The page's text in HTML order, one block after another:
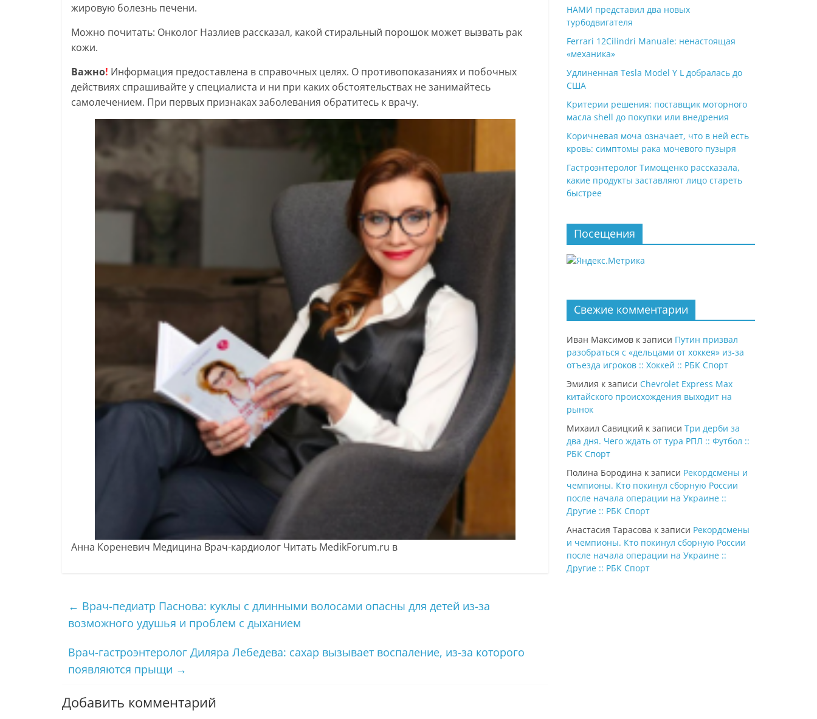
жировую болезнь печени.
Можно почитать: Онколог Назлиев рассказал, какой стиральный порошок может вызвать рак
кожи.
Важно! Информация предоставлена в справочных целях. О противопоказаниях и побочных
действиях спрашивайте у специалиста и ни при каких обстоятельствах не занимайтесь
самолечением. При первых признаках заболевания обратитесь к врачу.
Анна Кореневич Медицина Врач-кардиолог Читать MedikForum.ru в
← Врач-педиатр Паснова: куклы с длинными волосами опасны для детей из-за
возможного удушья и проблем с дыханием
Врач-гастроэнтеролог Диляра Лебедева: сахар вызывает воспаление, из-за которого
появляются прыщи →
Добавить комментарий
НАМИ представил два новых
турбодвигателя
Ferrari 12Cilindri Manuale: ненастоящая
«механика»
Удлиненная Tesla Model Y L добралась до
США
Критерии решения: поставщик моторного
масла shell до покупки или внедрения
Коричневая моча означает, что в ней есть
кровь: симптомы рака мочевого пузыря
Гастроэнтеролог Тимощенко рассказала,
какие продукты заставляют лицо стареть
быстрее
Посещения
Свежие комментарии
Иван Максимов к записи Путин призвал
разобраться с «дельцами от хоккея» из-за
отъезда игроков :: Хоккей :: РБК Спорт
Эмилия к записи Chevrolet Express Max
китайского происхождения выходит на
рынок
Михаил Савицкий к записи Три дерби за
два дня. Чего ждать от тура РПЛ :: Футбол ::
РБК Спорт
Полина Бородина к записи Рекордсмены и
чемпионы. Кто покинул сборную России
после начала операции на Украине ::
Другие :: РБК Спорт
Анастасия Тарасова к записи Рекордсмены
и чемпионы. Кто покинул сборную России
после начала операции на Украине ::
Другие :: РБК Спорт